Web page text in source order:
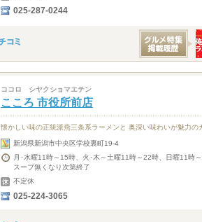
025-287-0244
ココロ シヤクショマエテン
こころ 市役所前店
懐かしい味の正統派燕三条系ラーメンと 奥深い味わいが魅力の
新潟県新潟市中央区学校裏町19-4
月･水曜11時～15時、火･木～土曜11時～22時、日曜11時
スープ無くなり次第終了
不定休
025-224-3065